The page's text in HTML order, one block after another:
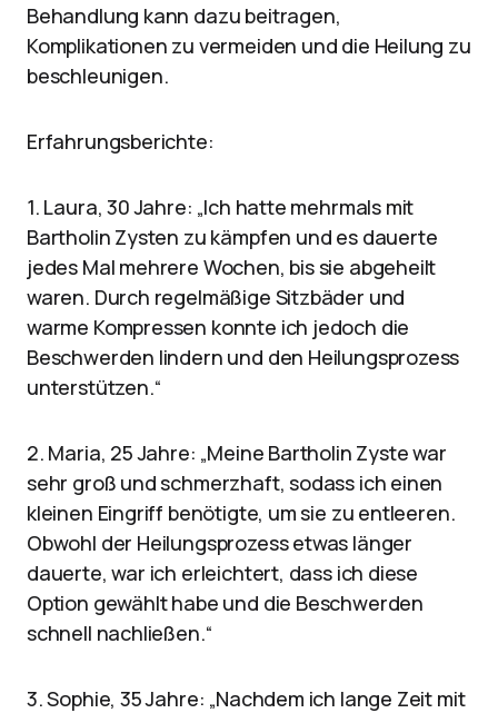
Behandlung kann dazu beitragen,
Komplikationen zu vermeiden und die Heilung zu
beschleunigen.
Erfahrungsberichte:
1. Laura, 30 Jahre: „Ich hatte mehrmals mit
Bartholin Zysten zu kämpfen und es dauerte
jedes Mal mehrere Wochen, bis sie abgeheilt
waren. Durch regelmäßige Sitzbäder und
warme Kompressen konnte ich jedoch die
Beschwerden lindern und den Heilungsprozess
unterstützen.“
2. Maria, 25 Jahre: „Meine Bartholin Zyste war
sehr groß und schmerzhaft, sodass ich einen
kleinen Eingriff benötigte, um sie zu entleeren.
Obwohl der Heilungsprozess etwas länger
dauerte, war ich erleichtert, dass ich diese
Option gewählt habe und die Beschwerden
schnell nachließen.“
3. Sophie, 35 Jahre: „Nachdem ich lange Zeit mit